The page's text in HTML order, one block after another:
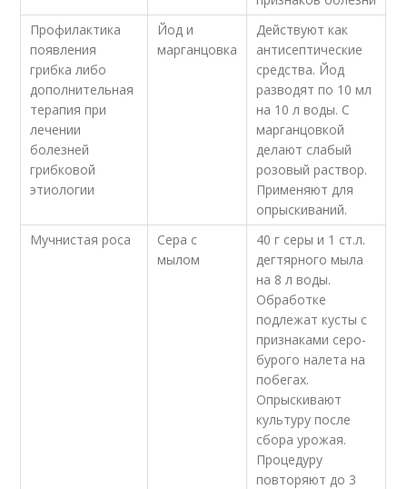
Профилактика
появления
грибка либо
дополнительная
терапия при
лечении
болезней
грибковой
этиологии
Йод и
марганцовка
Действуют как
антисептические
средства. Йод
разводят по 10 мл
на 10 л воды. С
марганцовкой
делают слабый
розовый раствор.
Применяют для
опрыскиваний.
Мучнистая роса
Сера с
мылом
40 г серы и 1 ст.л.
дегтярного мыла
на 8 л воды.
Обработке
подлежат кусты с
признаками серо-
бурого налета на
побегах.
Опрыскивают
культуру после
сбора урожая.
Процедуру
повторяют до 3